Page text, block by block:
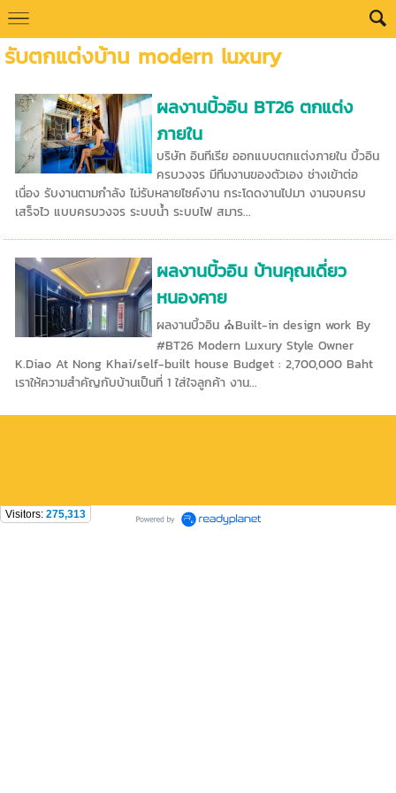
รับตกแต่งบ้าน modern luxury
ผลงานบิ้วอิน BT26 ตกแต่ง
ภายใน
บริษัท อินทีเรีย ออกแบบตกแต่งภายใน บิ้วอิน
ครบวงจร มีทีมงานของตัวเอง ช่างเข้าต่อ
เนื่อง รับงานตามกำลัง ไม่รับหลายไซค์งาน กระโดดงานไปมา งานจบครบ
เสร็จไว แบบครบวงจร ระบบน้ำ ระบบไฟ สมาร...
ผลงานบิ้วอิน บ้านคุณเดี่ยว
หนองคาย
ผลงานบิ้วอิน ⛪Built-in design work By
#BT26 Modern Luxury Style Owner
K.Diao At Nong Khai/self-built house Budget : 2,700,000 Baht
เราให้ความสำคัญกับบ้านเป็นที่ 1 ใส่ใจลูกค้า งาน...
Visitors: 275,313